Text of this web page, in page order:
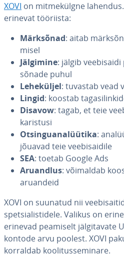
XOVI on mit­me­külgne
erinevat tööriista:
Märksõnad: aitab
misel
Jälgimine: jälgib
sõ­nade puhul
Le­he­kül­jel: tuvastab vead
Lingid: koostab
Disavow: tagab, et teie
karistusi
Ot­sin­gu­ana­lüü­tika:
jõuavad teie vee­bi­sai­dile
SEA: toetab Google Ads
Aruandlus: võimaldab
aruandeid
XOVI on suunatud nii
spet­sia­lis­ti­dele. Valikus on
erinevad peamiselt jäl­gi­ta­vate
kon­tode arvu poolest. XOVI
korraldab koo­li­tus­se­mi­nare.